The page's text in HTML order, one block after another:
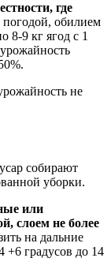
где
погодой, обилием
8-9 кг ягод с 1
не
собирают
уборки.
или
слоем не более
на дальние
+6 градусов до 14